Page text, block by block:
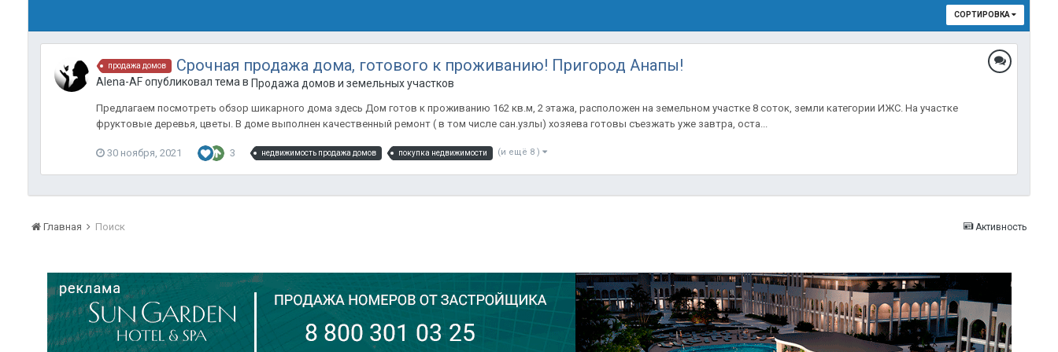
СОРТИРОВКА
продажа домов Срочная продажа дома, готового к проживанию! Пригород Анапы!
Alena-AF опубликовал тема в Продажа домов и земельных участков
Предлагаем посмотреть обзор шикарного дома здесь Дом готов к проживанию 162 кв.м, 2 этажа, расположен на земельном участке 8 соток, земли категории ИЖС. На участке
фруктовые деревья, цветы. В доме выполнен качественный ремонт ( в том числе сан.узлы) хозяева готовы съезжать уже завтра, оста...
30 ноября, 2021 3 недвижимость продажа домов покупка недвижимости (и ещё 8 )
Активность
Главная Поиск